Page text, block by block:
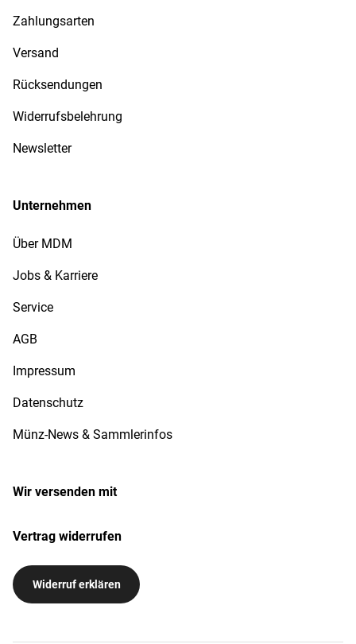
Zahlungsarten
Versand
Rücksendungen
Widerrufsbelehrung
Newsletter
Unternehmen
Über MDM
Jobs & Karriere
Service
AGB
Impressum
Datenschutz
Münz-News & Sammlerinfos
Wir versenden mit
Vertrag widerrufen
Widerruf erklären